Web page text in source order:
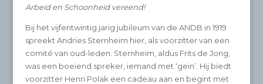
Arbeid en Schoonheid vereend!
Bij het vijfentwintig jarig jubileum van de ANDB in 1919
spreekt Andries Sternheim hier, als voorzitter van een
comité van oud-leden. Sternheim, aldus Frits de Jong,
was een boeiend spreker, iemand met ‘gein’. Hij biedt
voorzitter Henri Polak een cadeau aan en begint met